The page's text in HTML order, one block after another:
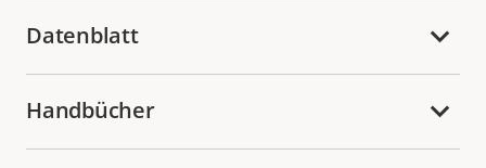
Datenblatt
Handbücher